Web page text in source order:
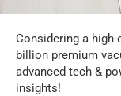
Considering a high-
billion premium
advanced tech &
insights!